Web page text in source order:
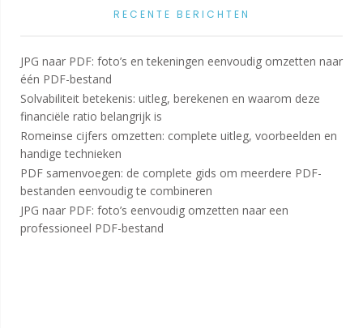
RECENTE BERICHTEN
JPG naar PDF: foto’s en tekeningen eenvoudig omzetten naar
één PDF-bestand
Solvabiliteit betekenis: uitleg, berekenen en waarom deze
financiële ratio belangrijk is
Romeinse cijfers omzetten: complete uitleg, voorbeelden en
handige technieken
PDF samenvoegen: de complete gids om meerdere PDF-
bestanden eenvoudig te combineren
JPG naar PDF: foto’s eenvoudig omzetten naar een
professioneel PDF-bestand